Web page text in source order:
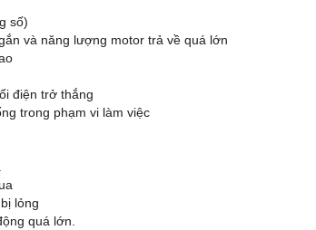
số)
và năng lượng motor trả về quá lớn
điện trở thắng
phạm vi làm việc
lỏng
quá lớn.